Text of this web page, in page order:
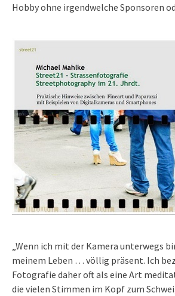
Hobby ohne irgendwelche Sponsoren
„Wenn ich mit der Kamera unterwegs
meinem Leben … völlig präsent. Ich
Fotografie daher oft als eine Art
die vielen Stimmen im Kopf zum